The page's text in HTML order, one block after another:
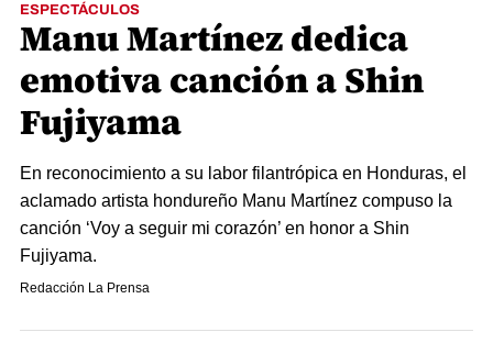
ESPECTÁCULOS
Manu Martínez dedica
emotiva canción a Shin
Fujiyama
En reconocimiento a su labor filantrópica en Honduras, el
aclamado artista hondureño Manu Martínez compuso la
canción ‘Voy a seguir mi corazón’ en honor a Shin
Fujiyama.
Redacción La Prensa